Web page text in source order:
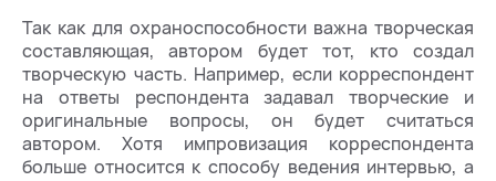
Так как для охраноспособности важна творческая
составляющая, автором будет тот, кто создал
творческую часть. Например, если корреспондент
на ответы респондента задавал творческие и
оригинальные вопросы, он будет считаться
автором. Хотя импровизация корреспондента
больше относится к способу ведения интервью, а